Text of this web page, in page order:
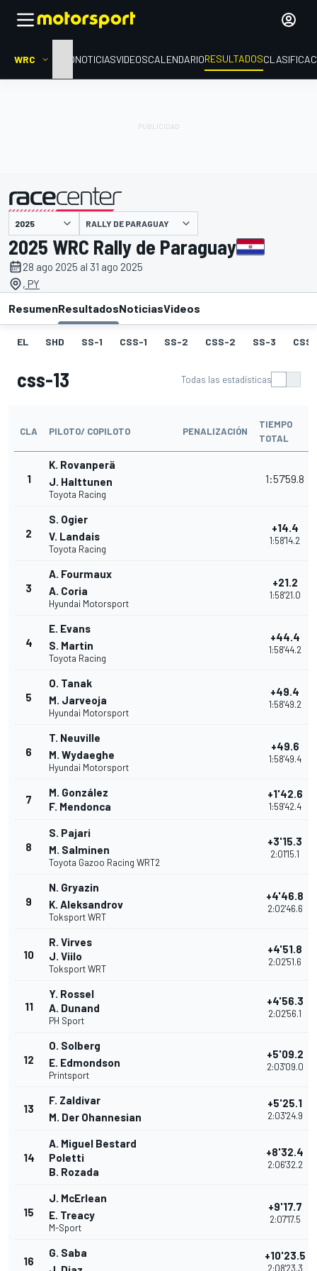
WRC INICIONOTICIASVIDEOSCALENDARIORESULTADOS
presentado por RALLY DE PARAGUAY
2025 WRC Rally de Paraguay
28 ago 2025 al 31 ago 2025
, PY
ResumenResultadosNoticiasVideos
EL SHD SS-1 CSS-1 SS-2 CSS-2 SS-3
css-13 Todas las estadísticas
CLA PILOTO/ COPILOTO PENALIZACIÓN
TIEMPO
TOTAL
1
K. Rovanperä
J. Halttunen
Toyota Racing
1:57'59.8
2
S. Ogier
V. Landais
Toyota Racing
+14.4
1:58'14.2
3
A. Fourmaux
A. Coria
Hyundai Motorsport
+21.2
1:58'21.0
4
E. Evans
S. Martin
Toyota Racing
+44.4
1:58'44.2
5
O. Tanak
M. Jarveoja
Hyundai Motorsport
+49.4
1:58'49.2
6
T. Neuville
M. Wydaeghe
Hyundai Motorsport
+49.6
1:58'49.4
7
M. González
F. Mendonca
+1'42.6
1:59'42.4
8
S. Pajari
M. Salminen
Toyota Gazoo Racing WRT2
+3'15.3
2:01'15.1
9
N. Gryazin
K. Aleksandrov
Toksport WRT
+4'46.8
2:02'46.6
10
R. Virves
J. Viilo
Toksport WRT
+4'51.8
2:02'51.6
11
Y. Rossel
A. Dunand
PH Sport
+4'56.3
2:02'56.1
12
O. Solberg
E. Edmondson
Printsport
+5'09.2
2:03'09.0
13
F. Zaldivar
M. Der Ohannesian
+5'25.1
2:03'24.9
14
A. Miguel Bestard
Poletti
B. Rozada
+8'32.4
2:06'32.2
15
J. McErlean
E. Treacy
M-Sport
+9'17.7
2:07'17.5
16
G. Saba
+10'23.5
2:08'23.3